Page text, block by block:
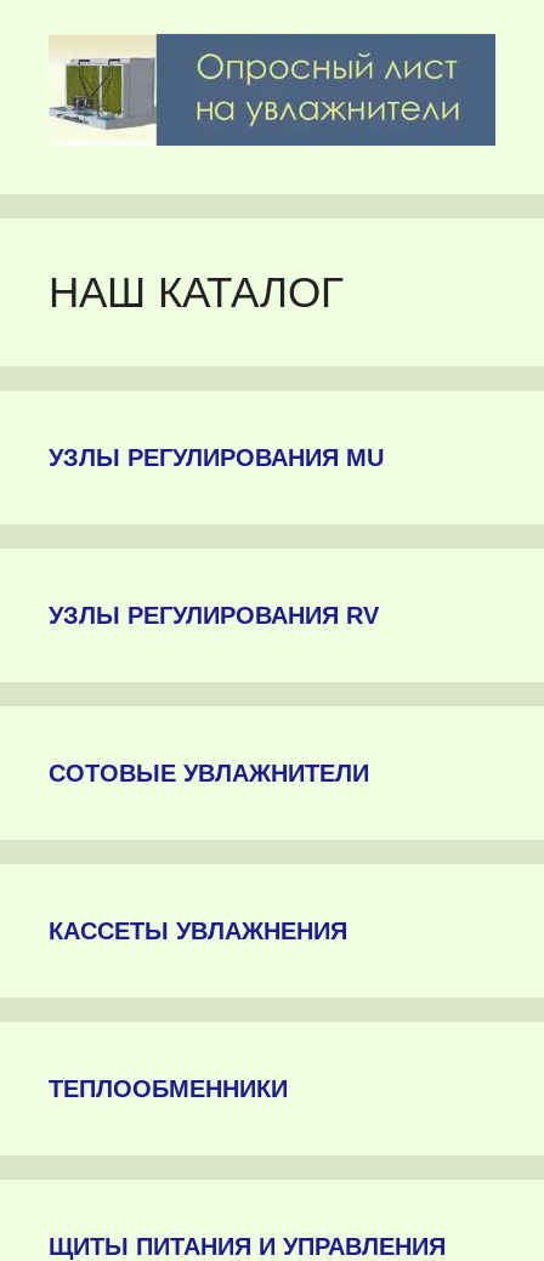
НАШ КАТАЛОГ
УЗЛЫ РЕГУЛИРОВАНИЯ MU
УЗЛЫ РЕГУЛИРОВАНИЯ RV
СОТОВЫЕ УВЛАЖНИТЕЛИ
КАССЕТЫ УВЛАЖНЕНИЯ
ТЕПЛООБМЕННИКИ
ЩИТЫ ПИТАНИЯ И УПРАВЛЕНИЯ